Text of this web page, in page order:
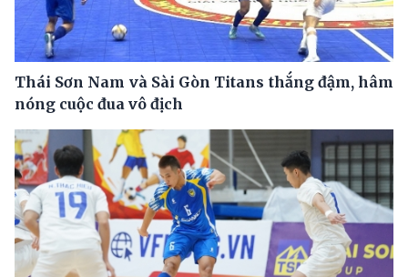
Thái Sơn Nam và Sài Gòn Titans thắng đậm, hâm
nóng cuộc đua vô địch